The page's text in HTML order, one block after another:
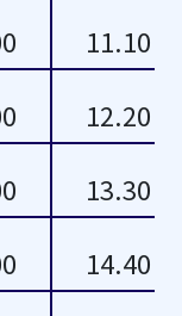
11.10
12.20
13.30
14.40